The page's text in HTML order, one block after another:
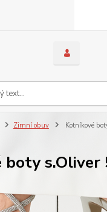
Zimní obuv
Kotníkové
boty